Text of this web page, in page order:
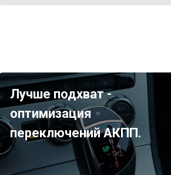
Лучше подхват -
оптимизация
переключений АКПП.